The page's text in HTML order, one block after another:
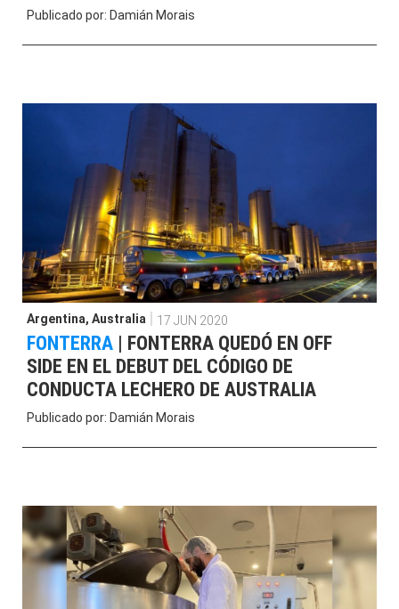
Publicado por: Damián Morais
Argentina, Australia 17 JUN 2020
FONTERRA
FONTERRA QUEDÓ EN OFF
SIDE EN EL DEBUT DEL CÓDIGO DE
CONDUCTA LECHERO DE AUSTRALIA
Publicado por: Damián Morais